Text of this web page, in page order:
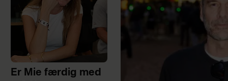
Er Mie færdig med